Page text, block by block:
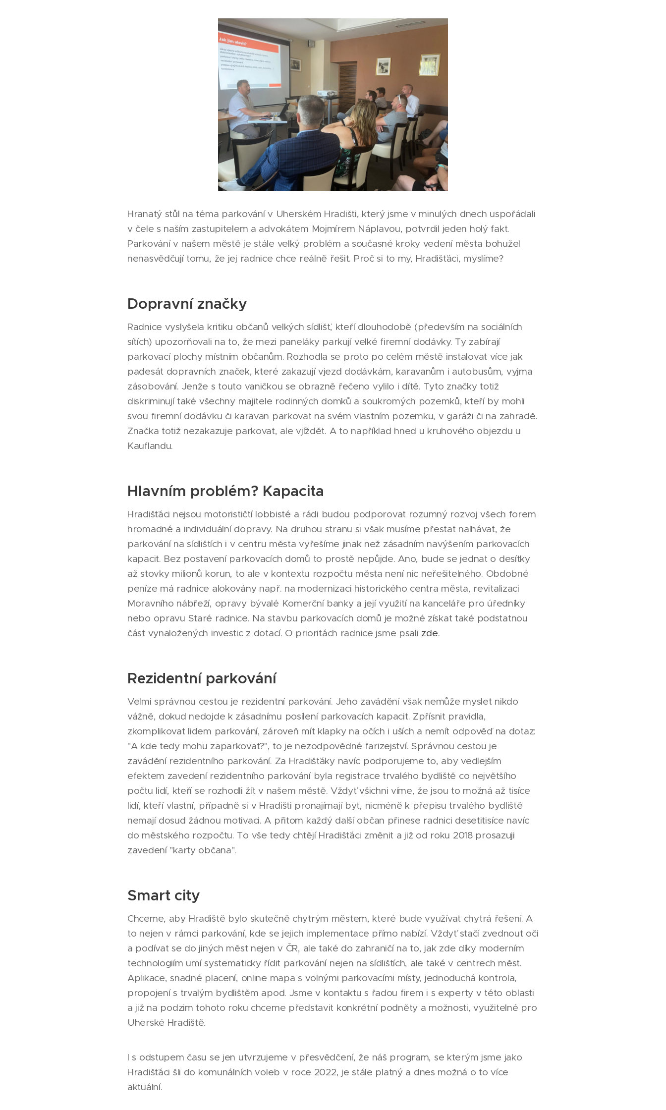
Hranatý stůl na téma parkování v Uherském Hradišti, který jsme v minulých dnech uspořádali
v čele s naším zastupitelem a advokátem Mojmírem Náplavou, potvrdil jeden holý fakt.
Parkování v našem městě je stále velký problém a současné kroky vedení města bohužel
nenasvědčují tomu, že jej radnice chce reálně řešit. Proč si to my, Hradišťáci, myslíme?
Dopravní značky
Radnice vyslyšela kritiku občanů velkých sídlišť, kteří dlouhodobě (především na sociálních
sítích) upozorňovali na to, že mezi paneláky parkují velké firemní dodávky. Ty zabírají
parkovací plochy místním občanům. Rozhodla se proto po celém městě instalovat více jak
padesát dopravních značek, které zakazují vjezd dodávkám, karavanům i autobusům, vyjma
zásobování. Jenže s touto vaničkou se obrazně řečeno vylilo i dítě. Tyto značky totiž
diskriminují také všechny majitele rodinných domků a soukromých pozemků, kteří by mohli
svou firemní dodávku či karavan parkovat na svém vlastním pozemku, v garáži či na zahradě.
Značka totiž nezakazuje parkovat, ale vjíždět. A to například hned u kruhového objezdu u
Kauflandu.
Hlavním problém? Kapacita
Hradišťáci nejsou motorističtí lobbisté a rádi budou podporovat rozumný rozvoj všech forem
hromadné a individuální dopravy. Na druhou stranu si však musíme přestat nalhávat, že
parkování na sídlištích i v centru města vyřešíme jinak než zásadním navýšením parkovacích
kapacit. Bez postavení parkovacích domů to prostě nepůjde. Ano, bude se jednat o desítky
až stovky milionů korun, to ale v kontextu rozpočtu města není nic neřešitelného. Obdobné
peníze má radnice alokovány např. na modernizaci historického centra města, revitalizaci
Moravního nábřeží, opravy bývalé Komerční banky a její využití na kanceláře pro úředníky
nebo opravu Staré radnice. Na stavbu parkovacích domů je možné získat také podstatnou
část vynaložených investic z dotací. O prioritách radnice jsme psali zde.
Rezidentní parkování
Velmi správnou cestou je rezidentní parkování. Jeho zavádění však nemůže myslet nikdo
vážně, dokud nedojde k zásadnímu posílení parkovacích kapacit. Zpřísnit pravidla,
zkomplikovat lidem parkování, zároveň mít klapky na očích i uších a nemít odpověď na dotaz:
"A kde tedy mohu zaparkovat?", to je nezodpovědné farizejství. Správnou cestou je
zavádění rezidentního parkování. Za Hradišťáky navíc podporujeme to, aby vedlejším
efektem zavedení rezidentního parkování byla registrace trvalého bydliště co největšího
počtu lidí, kteří se rozhodli žít v našem městě. Vždyť všichni víme, že jsou to možná až tisíce
lidí, kteří vlastní, případně si v Hradišti pronajímají byt, nicméně k přepisu trvalého bydliště
nemají dosud žádnou motivaci. A přitom každý další občan přinese radnici desetitisíce navíc
do městského rozpočtu. To vše tedy chtějí Hradišťáci změnit a již od roku 2018 prosazuji
zavedení "karty občana".
Smart city
Chceme, aby Hradiště bylo skutečně chytrým městem, které bude využívat chytrá řešení. A
to nejen v rámci parkování, kde se jejich implementace přímo nabízí. Vždyť stačí zvednout oči
a podívat se do jiných měst nejen v ČR, ale také do zahraničí na to, jak zde díky moderním
technologiím umí systematicky řídit parkování nejen na sídlištích, ale také v centrech měst.
Aplikace, snadné placení, online mapa s volnými parkovacími místy, jednoduchá kontrola,
propojení s trvalým bydlištěm apod. Jsme v kontaktu s řadou firem i s experty v této oblasti
a již na podzim tohoto roku chceme představit konkrétní podněty a možnosti, využitelné pro
Uherské Hradiště.
I s odstupem času se jen utvrzujeme v přesvědčení, že náš program, se kterým jsme jako
Hradišťáci šli do komunálních voleb v roce 2022, je stále platný a dnes možná o to více
aktuální.